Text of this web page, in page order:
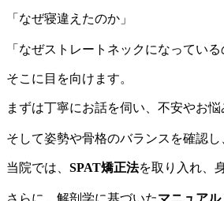
「なぜ寝違えたのか」
「なぜストレートネックになっている
そこに目を向けます。
まずは丁寧にお話を伺い、不安やお悩
そして姿勢や骨格のバランスを確認
当院では、 SPAT矯正法を取り入れ、